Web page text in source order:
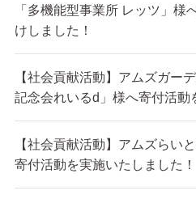
「多機能型事業所 レッツ」様
けしました！
【社会貢献活動】アムズガー
記念会れいるd」様へ寄付活動
【社会貢献活動】アムズらい
寄付活動を実施いたしました！